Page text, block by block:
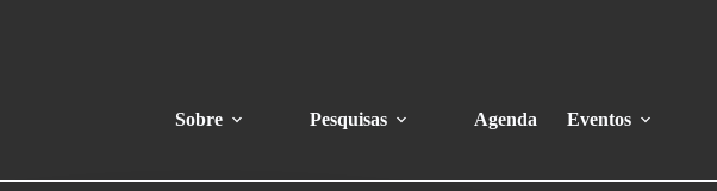
Sobre Pesquisas Agenda Eventos